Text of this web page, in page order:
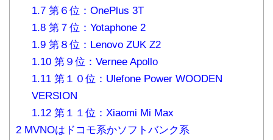
1.7第６位：OnePlus 3T
1.8第７位：Yotaphone 2
1.9第８位：Lenovo ZUK Z2
1.10第９位：Vernee Apollo
1.11第１０位：Ulefone Power WOODEN
VERSION
1.12第１１位：Xiaomi Mi Max
2 MVNOはドコモ系かソフトバンク系